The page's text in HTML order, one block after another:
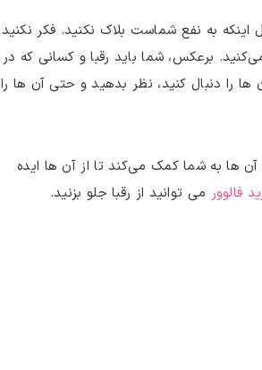
به نفع شماست بلاک نکنید. فکر نکنید
برعکس، شما باید رقبا و کسانی که در
را دنبال کنید، نظر بدهید و حتی آن‌ ها را
ها به شما کمک می‌کند تا از آن ها ایده
فالوور می توانید از رقبا جلو بزنید.